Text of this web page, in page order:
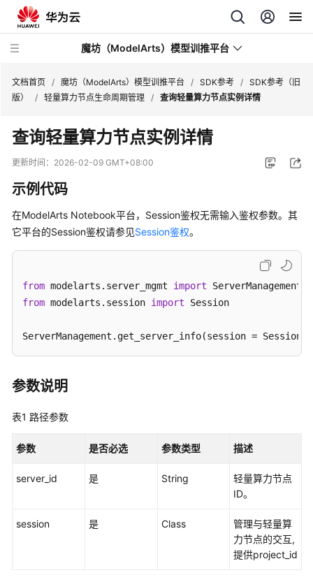
魔坊（ModelArts）模型训推平台
最
新
动
务
公
告
产
品
费
说
速
门
文档首页 / 魔坊（ModelArts）模型训推平台 / SDK参考 / SDK参考（旧
版）
/ 轻量算力节点生命周期管理 / 查询轻量算力节点实例详情
查询轻量算力节点实例详情
更新时间： 2026-02-09 GMT+08:00
示例代码
在ModelArts Notebook平台，Session鉴权无需输入鉴权参数。其
它平台的Session鉴权请参见Session鉴权。
from modelarts.server_mgmt import
from modelarts.session import Session
ServerManagement.get_server_info(session =
参数说明
表1 路径参数
参数 是否必选 参数类型 描述
server_id 是 String
轻量算力节点
ID。
session 是 Class
管理与轻量算
力节点的交互,
提供project_id